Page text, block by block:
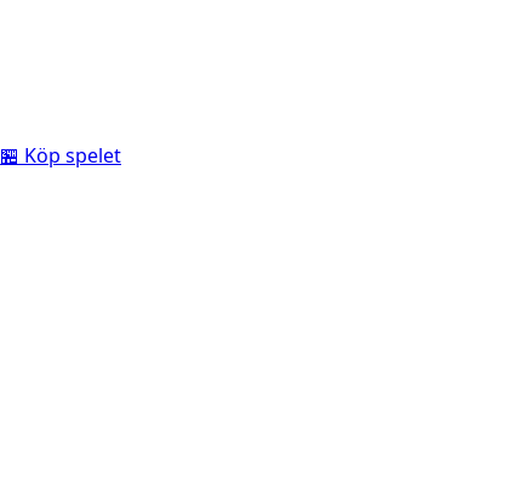
🏪 Köp spelet